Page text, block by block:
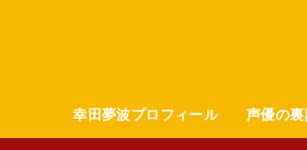
幸田夢波プロフィール 声優の裏